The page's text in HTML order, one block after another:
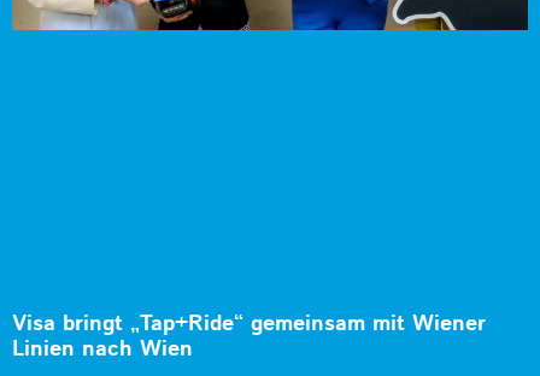
Visa bringt „Tap+Ride“ gemeinsam mit Wiener
Linien nach Wien